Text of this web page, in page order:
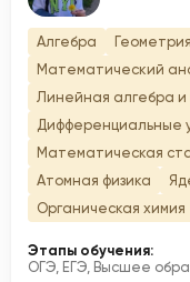
Алгебра Геометрия
Математический
Линейная алгебра и
Дифференциальные
Математическая
Атомная физика
Органическая химия
Этапы обучения:
ОГЭ, ЕГЭ, Высшее